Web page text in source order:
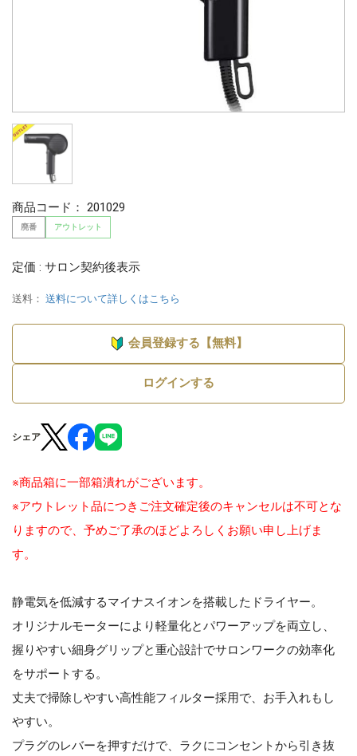
商品コード： 201029
廃番 アウトレット
定価 : サロン契約後表示
送料： 送料について詳しくはこちら
会員登録する【無料】
ログインする
シェア
※商品箱に一部箱潰れがございます。
※アウトレット品につきご注文確定後のキャンセルは不可とな
りますので、予めご了承のほどよろしくお願い申し上げま
す。
静電気を低減するマイナスイオンを搭載したドライヤー。
オリジナルモーターにより軽量化とパワーアップを両立し、
握りやすい細身グリップと重心設計でサロンワークの効率化
をサポートする。
丈夫で掃除しやすい高性能フィルター採用で、お手入れもし
やすい。
プラグのレバーを押すだけで、ラクにコンセントから引き抜